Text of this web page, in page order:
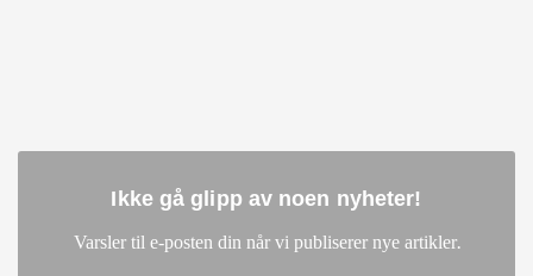
Ikke gå glipp av noen nyheter!
Varsler til e-posten din når vi publiserer nye artikler.